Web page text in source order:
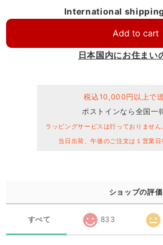
International
Add to cart
日本国内にお住まい
税込10,000円以上で
ポストインなら全国一
ラッピングサービスは行っておりませ
当日出荷、午後のご注文は１営業日
ショップの評価
すべて 833